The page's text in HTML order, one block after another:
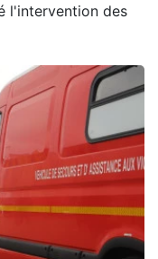
l'intervention des